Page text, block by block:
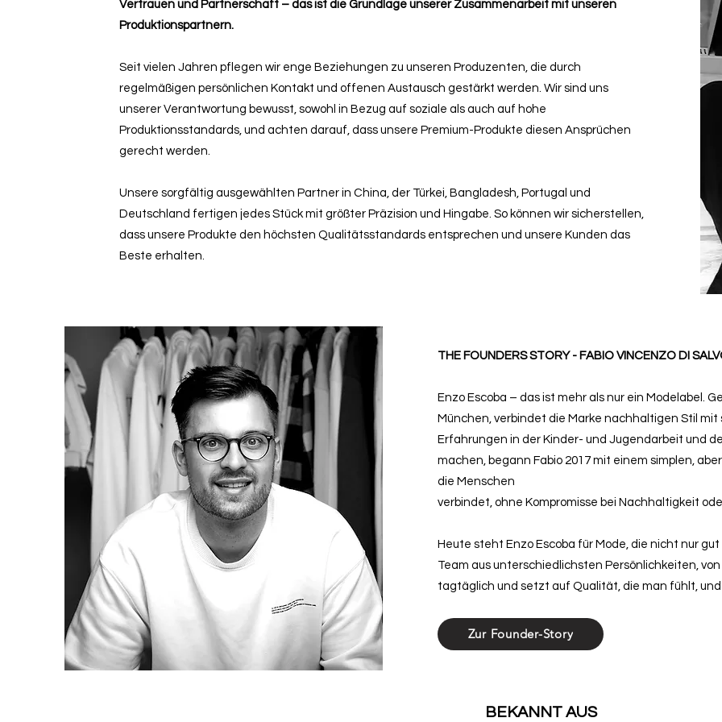
Vertrauen und Partnerschaft – das ist die Grundlage unserer Zusammenarbeit mit unseren
Produktionspartnern.
Seit vielen Jahren pflegen wir enge Beziehungen zu unseren Produzenten, die durch
regelmäßigen persönlichen Kontakt und offenen Austausch gestärkt werden. Wir sind uns
unserer Verantwortung bewusst, sowohl in Bezug auf soziale als auch auf hohe
Produktionsstandards, und achten darauf, dass unsere Premium-Produkte diesen Ansprüchen
gerecht werden.
Unsere sorgfältig ausgewählten Partner in China, der Türkei, Bangladesh, Portugal und
Deutschland fertigen jedes Stück mit größter Präzision und Hingabe. So können wir sicherstellen,
dass unsere Produkte den höchsten Qualitätsstandards entsprechen und unsere Kunden das
Beste erhalten.
THE FOUNDERS STORY - FABIO VINCENZO DI
Enzo Escoba – das ist mehr als nur ein Modelabel.
München, verbindet die Marke nachhaltigen Stil
Erfahrungen in der Kinder- und Jugendarbeit und
machen, begann Fabio 2017 mit einem simplen,
die Menschen
verbindet, ohne Kompromisse bei Nachhaltigkeit
Heute steht Enzo Escoba für Mode, die nicht nur
Team aus unterschiedlichsten Persönlichkeiten,
tagtäglich und setzt auf Qualität, die man fühlt,
Zur Founder-Story
BEKANNT AUS